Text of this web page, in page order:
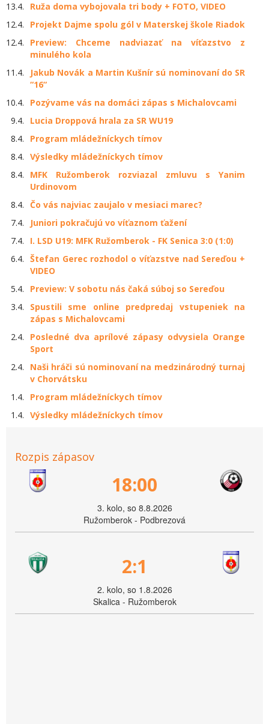
13.4.
Ruža doma vybojovala tri body + FOTO, VIDEO
12.4.
Projekt Dajme spolu gól v Materskej škole Riadok
12.4.
Preview: Chceme nadviazať na víťazstvo z
minulého kola
11.4.
Jakub Novák a Martin Kušnír sú nominovaní do SR
“16“
10.4.
Pozývame vás na domáci zápas s Michalovcami
9.4.
Lucia Droppová hrala za SR WU19
8.4.
Program mládežníckych tímov
8.4. Výsledky mládežníckych tímov
8.4.
MFK Ružomberok rozviazal zmluvu s Yanim
Urdinovom
8.4. Čo vás najviac zaujalo v mesiaci marec?
7.4.
Juniori pokračujú vo víťaznom ťažení
7.4.
I. LSD U19: MFK Ružomberok - FK Senica 3:0 (1:0)
6.4. Štefan Gerec rozhodol o víťazstve nad Sereďou +
VIDEO
5.4.
Preview: V sobotu nás čaká súboj so Sereďou
3.4.
Spustili sme online predpredaj vstupeniek na
zápas s Michalovcami
2.4.
Posledné dva aprílové zápasy odvysiela Orange
Sport
2.4.
Naši hráči sú nominovaní na medzinárodný turnaj
v Chorvátsku
1.4.
Program mládežníckych tímov
1.4. Výsledky mládežníckych tímov
Rozpis zápasov
18:00
3. kolo, so 8.8.2026
Ružomberok - Podbrezová
2:1
2. kolo, so 1.8.2026
Skalica - Ružomberok